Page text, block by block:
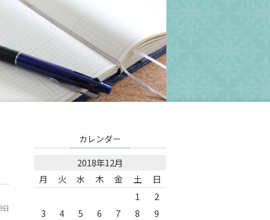
日
カレンダー
2018年12月
月
火 水 木 金 土 日
1
2
3
4 5 6 7 8
9